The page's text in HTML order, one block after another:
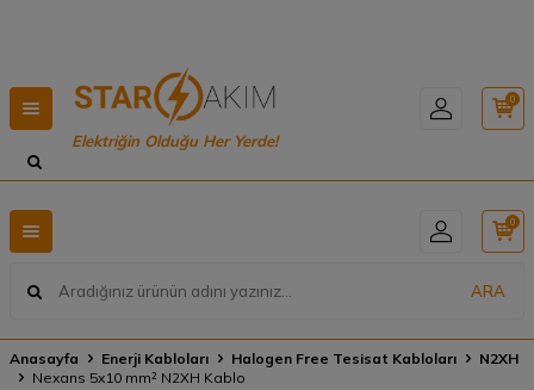
Elektriğin Olduğu Her Yerde!
0
ARA
0
Anasayfa Enerji Kabloları Halogen Free Tesisat Kabloları
N2XH
Nexans 5x10 mm² N2XH Kablo